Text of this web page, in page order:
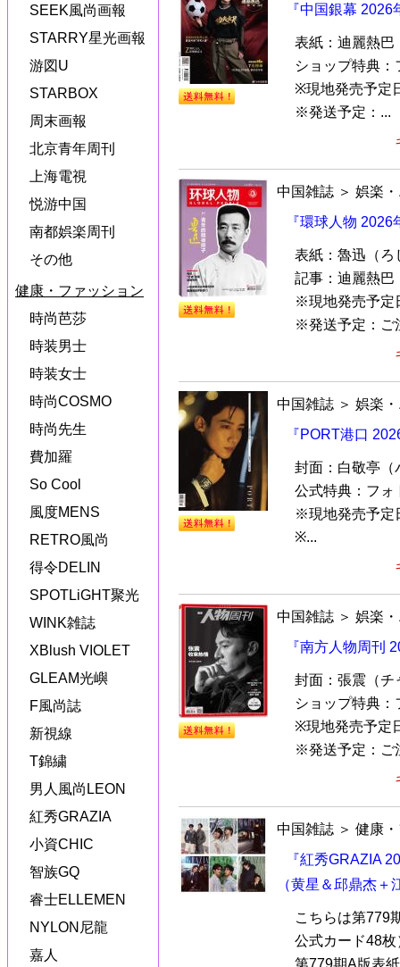
SEEK風尚画報
STARRY星光画報
游図U
STARBOX
周末画報
北京青年周刊
上海電視
悦游中国
南都娯楽周刊
その他
健康・ファッション
時尚芭莎
時装男士
時装女士
時尚COSMO
時尚先生
費加羅
So Cool
風度MENS
RETRO風尚
得令DELIN
SPOTLiGHT聚光
WINK雑誌
XBlush VIOLET
GLEAM光嶼
F風尚誌
新視線
T錦繍
男人風尚LEON
紅秀GRAZIA
小資CHIC
智族GQ
睿士ELLEMEN
NYLON尼龍
嘉人
『中国銀幕
表紙：迪麗熱巴
ショップ特典：
※現地発売予定
※発送予定：...
中国雑誌 ＞ 娯楽
『環球人物
表紙：魯迅（ろ
記事：迪麗熱巴
※現地発売予定
※発送予定：ご
中国雑誌 ＞ 娯楽
『PORT港口
封面：白敬亭（
公式特典：フォ
※現地発売予定
※...
中国雑誌 ＞ 娯楽
『南方人物周刊
封面：張震（チ
ショップ特典：
※現地発売予定
※発送予定：ご
中国雑誌 ＞ 健康
『紅秀GRAZIA
（黄星＆邱鼎杰
こちらは第779
公式カード48枚